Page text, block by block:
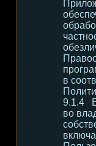
в
во